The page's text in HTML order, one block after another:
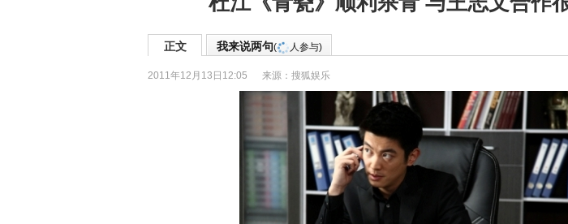
正文 我来说两句( 人参与)
2011年12月13日12:05 来源： 搜狐娱乐